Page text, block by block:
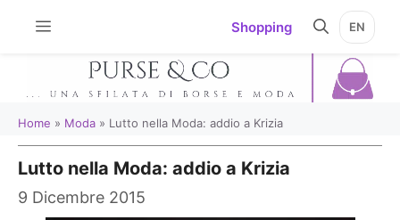
Shopping EN
Home » Moda » Lutto nella Moda: addio a Krizia
Lutto nella Moda: addio a Krizia
9 Dicembre 2015